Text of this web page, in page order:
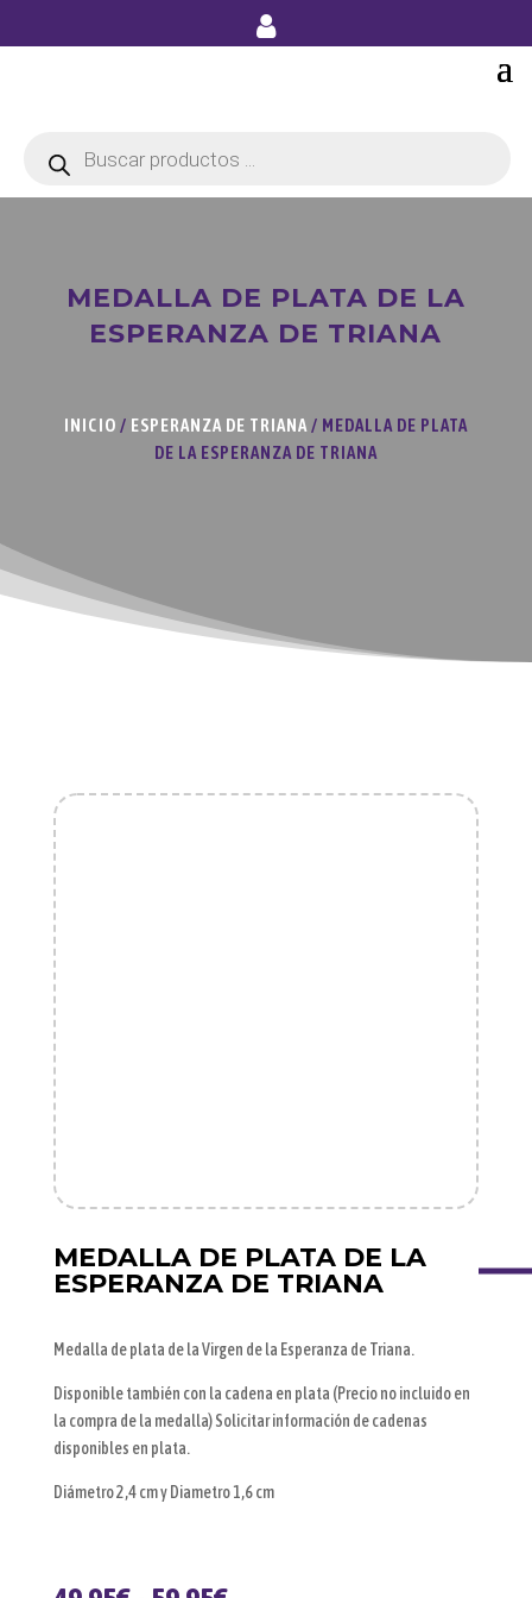
productos
MEDALLA DE PLATA DE LA
ESPERANZA DE TRIANA
INICIO / ESPERANZA DE TRIANA / MEDALLA DE PLATA
DE LA ESPERANZA DE TRIANA
MEDALLA DE PLATA DE LA
ESPERANZA DE TRIANA
Medalla de plata de la Virgen de la Esperanza de Triana.
Disponible también con la cadena en plata (Precio no incluido en
la compra de la medalla) Solicitar información de cadenas
disponibles en plata.
Diámetro 2,4 cm y Diametro 1,6 cm